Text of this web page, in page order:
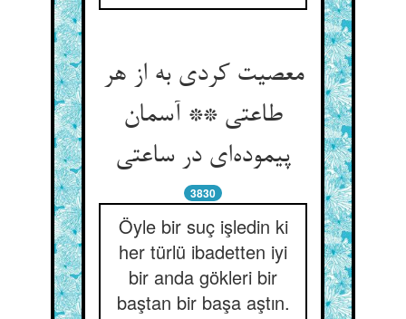
معصیت کردی به از هر
طاعتی ** آسمان
3830
Öyle bir suç işledin ki
her türlü ibadetten iyi
bir anda gökleri bir
baştan bir başa aştın.